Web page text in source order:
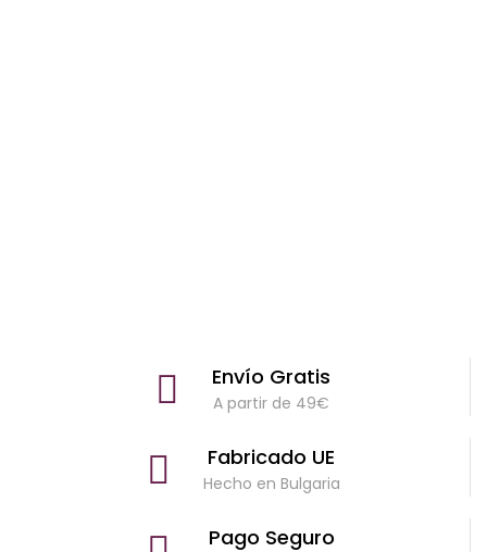
Envío Gratis
A partir de 49€
Fabricado UE
Hecho en Bulgaria
Pago Seguro